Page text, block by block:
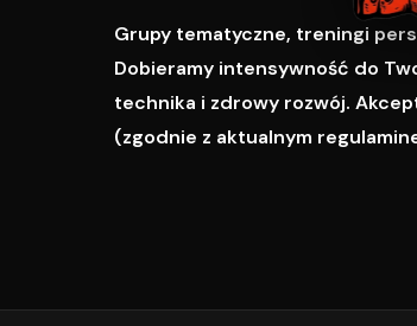
Grupy tematyczne, treningi
Dobieramy intensywność do
technika i zdrowy rozwój.
(zgodnie z aktualnym